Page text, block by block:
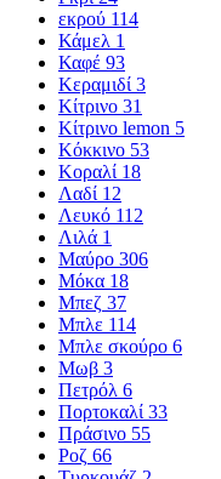
εκρού 114
Κάμελ 1
Καφέ 93
Κεραμιδί 3
Κίτρινο 31
Κίτρινο lemon 5
Κόκκινο 53
Κοραλί 18
Λαδί 12
Λευκό 112
Λιλά 1
Μαύρο 306
Μόκα 18
Μπεζ 37
Μπλε 114
Μπλε σκούρο 6
Μωβ 3
Πετρόλ 6
Πορτοκαλί 33
Πράσινο 55
Ροζ 66